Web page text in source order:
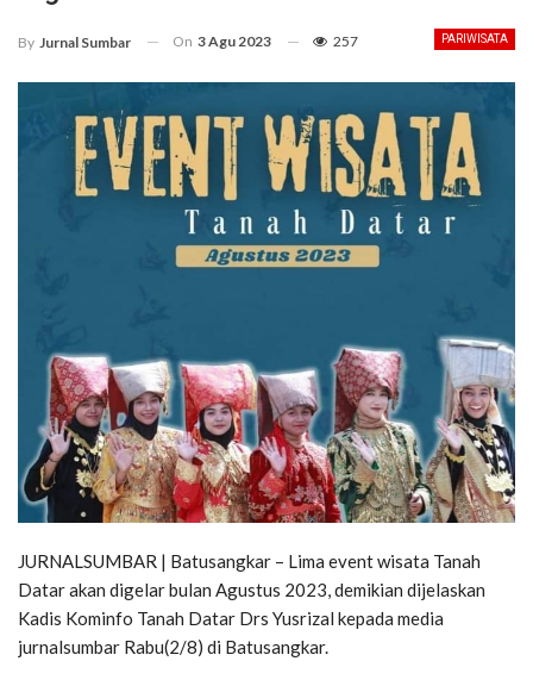
PARIWISATA
By Jurnal Sumbar On 3 Agu 2023 257
JURNALSUMBAR | Batusangkar – Lima event wisata Tanah
Datar akan digelar bulan Agustus 2023, demikian dijelaskan
Kadis Kominfo Tanah Datar Drs Yusrizal kepada media
jurnalsumbar Rabu(2/8) di Batusangkar.